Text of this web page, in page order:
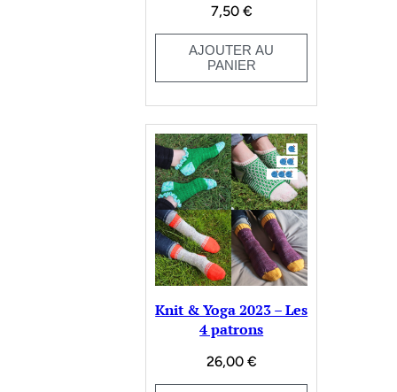
7,50 €
AJOUTER AU
PANIER
Knit & Yoga 2023 – Les
4 patrons
26,00 €